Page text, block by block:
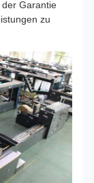
Garantie
zu